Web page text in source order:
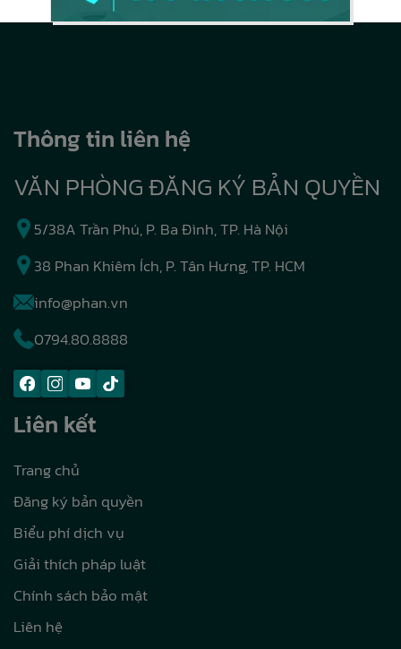
Thông tin liên hệ
VĂN PHÒNG ĐĂNG KÝ BẢN QUYỀN
5/38A Trần Phú, P. Ba Đình, TP. Hà Nội
38 Phan Khiêm Ích, P. Tân Hưng, TP. HCM
info@phan.vn
0794.80.8888
Liên kết
Trang chủ
Đăng ký bản quyền
Biểu phí dịch vụ
Giải thích pháp luật
Chính sách bảo mật
Liên hệ